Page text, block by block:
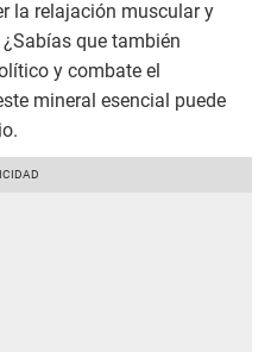
la relajación muscular y
que también
y combate el
mineral esencial puede